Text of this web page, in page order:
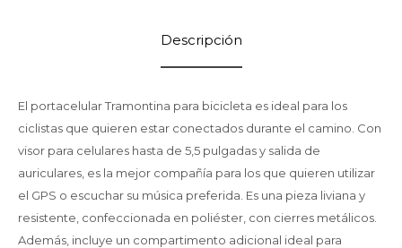
Descripción
El portacelular Tramontina para bicicleta es ideal para los
ciclistas que quieren estar conectados durante el camino. Con
visor para celulares hasta de 5,5 pulgadas y salida de
auriculares, es la mejor compañía para los que quieren utilizar
el GPS o escuchar su música preferida. Es una pieza liviana y
resistente, confeccionada en poliéster, con cierres metálicos.
Además, incluye un compartimento adicional ideal para